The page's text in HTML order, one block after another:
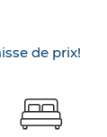
de prix!